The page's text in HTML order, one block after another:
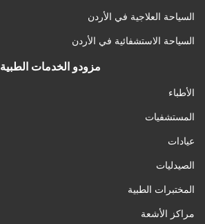
السياحة العلاجية في الأردن
السياحة الاستشفائية في الأردن
مزودو الخدمات الطبية
الأطباء
المستشفيات
عيادات
الصيدليات
المختبرات الطبية
مراكز الأشعة